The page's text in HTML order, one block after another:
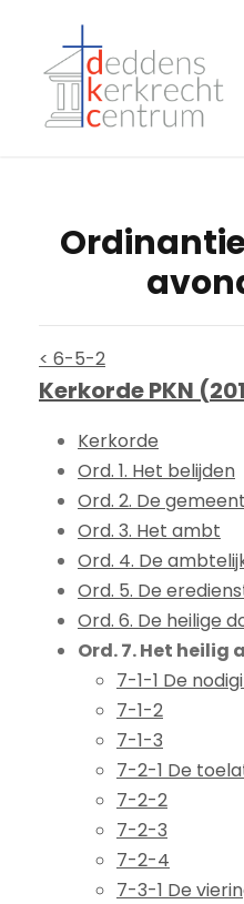
< 6-5-2
Kerkorde PKN
Kerkorde
Ord. 1. Het belijden
Ord. 2. De
Ord. 3. Het ambt
Ord. 4. De
Ord. 5. De
Ord. 6. De heilige
Ord. 7. Het heilig
7-1-1 De
7-1-2
7-1-3
7-2-1 De
7-2-2
7-2-3
7-2-4
7-3-1 De